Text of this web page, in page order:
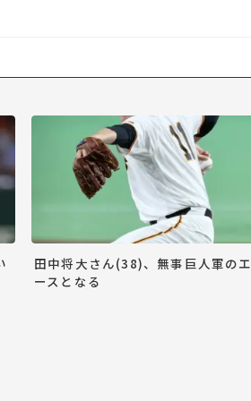
田中将大さん(38)、無事巨人軍のエ
ースとなる